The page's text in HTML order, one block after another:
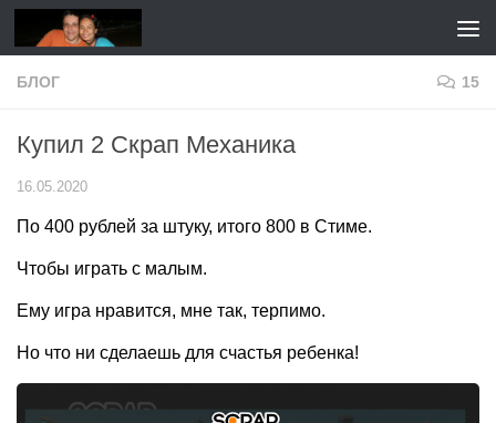
Перейти к содержимому
БЛОГ 15
Купил 2 Скрап Механика
16.05.2020
По 400 рублей за штуку, итого 800 в Стиме.
Чтобы играть с малым.
Ему игра нравится, мне так, терпимо.
Но что ни сделаешь для счастья ребенка!